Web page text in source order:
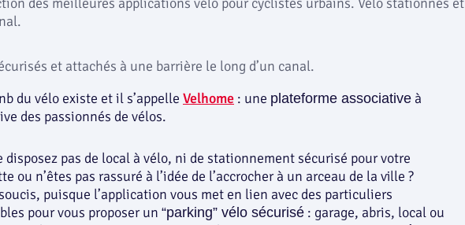
et attachés à une barrière le long d’un canal.
du vélo existe et il s’appelle Velhome : une plateforme associative à
des passionnés de vélos.
disposez pas de local à vélo, ni de stationnement sécurisé pour votre
ou n’êtes pas rassuré à l’idée de l’accrocher à un arceau de la ville ?
puisque l’application vous met en lien avec des particuliers
pour vous proposer un “parking” vélo sécurisé : garage, abris, local ou